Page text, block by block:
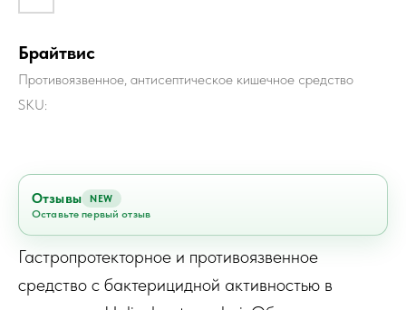
Брайтвис
Противоязвенное, антисептическое кишечное средство
SKU:
Отзывы NEW
Оставьте первый отзыв
Гастропротекторное и противоязвенное
средство с бактерицидной активностью в